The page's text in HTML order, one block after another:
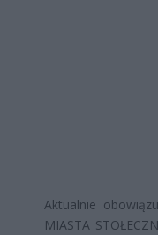
Aktualnie
MIASTA